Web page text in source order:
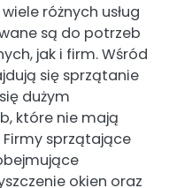
różnych usług
są do potrzeb
jak i firm. Wśród
się sprzątanie
dużym
które nie mają
sprzątające
okien oraz